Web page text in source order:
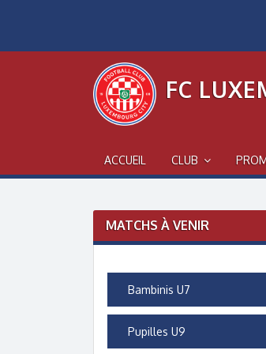
FC
ACCUEIL CLUB
MATCHS À VENIR
Bambinis U7
Pupilles U9